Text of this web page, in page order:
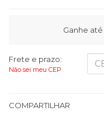
Ganhe até
Frete e prazo:
Não sei meu CEP
COMPARTILHAR